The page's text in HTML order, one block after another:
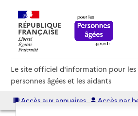
RÉPUBLIQUE
FRANÇAISE
Le site officiel d'information pour les
personnes âgées et les aidants
Accès aux annuaires Accès par